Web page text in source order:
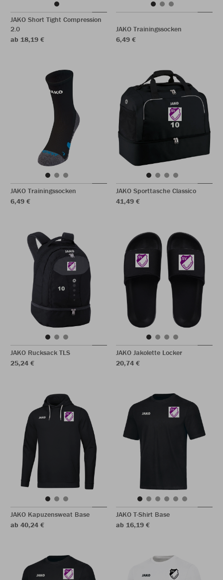
JAKO Short Tight Compression
2.0
ab 18,19 €
JAKO Trainingssocken
6,49 €
JAKO Trainingssocken
6,49 €
JAKO Sporttasche Classico
41,49 €
JAKO Rucksack TLS
25,24 €
JAKO Jakolette Locker
20,74 €
JAKO Kapuzensweat Base
ab 40,24 €
JAKO T-Shirt Base
ab 16,19 €